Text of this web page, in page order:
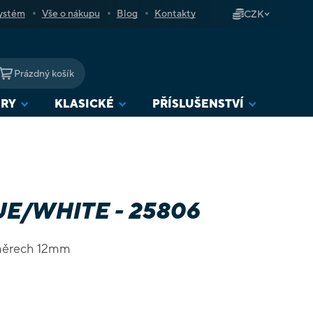
Vše o nákupu Blog Kontakty CZK
NÁKUPNÍ
KOŠÍK
Prázdný košík
KLASICKÉ PŘÍSLUŠENSTVÍ
WHITE - 25806
12mm